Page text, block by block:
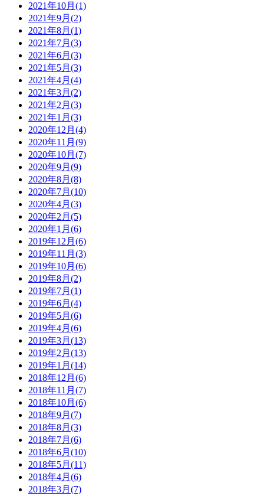
2021年10月(1)
2021年9月(2)
2021年8月(1)
2021年7月(3)
2021年6月(3)
2021年5月(3)
2021年4月(4)
2021年3月(2)
2021年2月(3)
2021年1月(3)
2020年12月(4)
2020年11月(9)
2020年10月(7)
2020年9月(9)
2020年8月(8)
2020年7月(10)
2020年4月(3)
2020年2月(5)
2020年1月(6)
2019年12月(6)
2019年11月(3)
2019年10月(6)
2019年8月(2)
2019年7月(1)
2019年6月(4)
2019年5月(6)
2019年4月(6)
2019年3月(13)
2019年2月(13)
2019年1月(14)
2018年12月(6)
2018年11月(7)
2018年10月(6)
2018年9月(7)
2018年8月(3)
2018年7月(6)
2018年6月(10)
2018年5月(11)
2018年4月(6)
2018年3月(7)